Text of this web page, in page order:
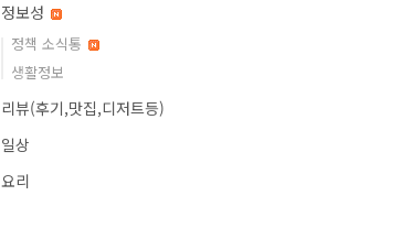
정보성
정책 소식통
생활정보
리뷰(후기,맛집,디저트등)
일상
요리